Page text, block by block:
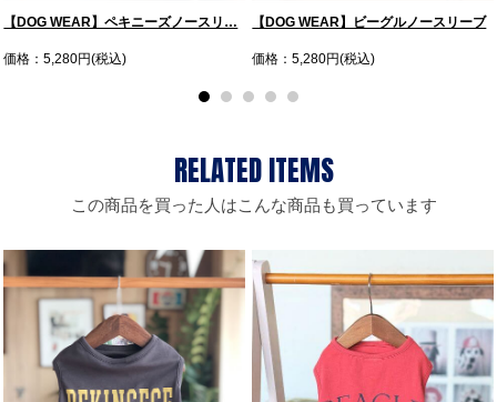
【DOG WEAR】ペキニーズノースリ…
価格：5,280円(税込)
【DOG WEAR】ビーグルノースリーブ
価格：5,280円(税込)
この商品を買った人はこんな商品も買っています